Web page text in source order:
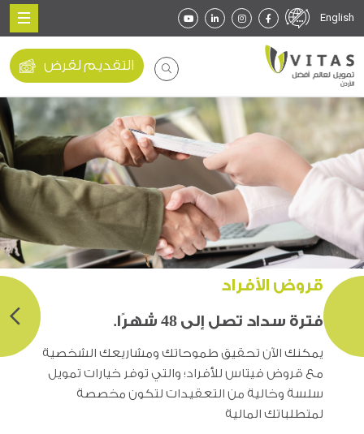
English
التقديم لقرض
قروض الأفراد
فترة سداد تصل إلى 48 شهرًا.
يمكنك الآن تحقيق طموحاتك ومشاريعك الشخصية
مع قروض فيتاس للأفراد؛ والتي توفر خيارات تمويل
سلسة وخالية من التعقيدات لتكون مخصصة
لمتطلباتك المالية